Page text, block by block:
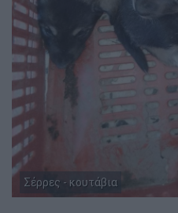
Σέρρες - κουτάβια